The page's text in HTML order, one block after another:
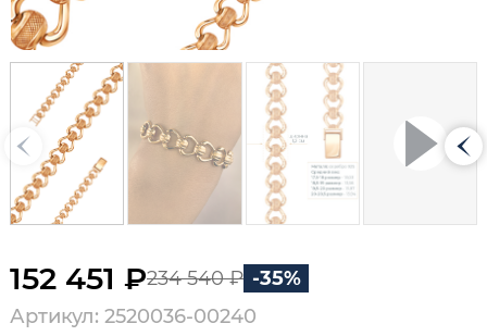
152 451 ₽234 540 ₽ -35%
Артикул: 2520036-00240